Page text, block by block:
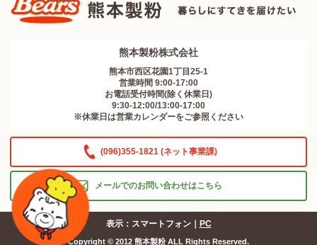
熊本製粉株式会社
熊本市西区花園1丁目25-1
営業時間 9:00-17:00
お電話受付時間(除く休業日)
9:30-12:00/13:00-17:00
※休業日は営業カレンダーをご参照ください
(096)355-1821 (ネット事業課)
メールでのお問い合わせはこちら
表示：スマートフォン｜ PC
Copyright © 2012 熊本製粉 ALL Rights Reserved.